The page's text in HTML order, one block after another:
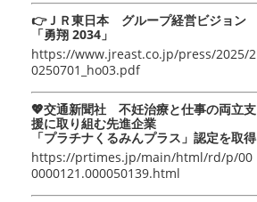
👉ＪＲ東日本 グループ経営ビジョン
「勇翔 2034」
https://www.jreast.co.jp/press/2025/2
0250701_ho03.pdf
💖交通新聞社 不妊治療と仕事の両立支
援に取り組む先進企業
「プラチナくるみんプラス」認定を取得
https://prtimes.jp/main/html/rd/p/00
0000121.000050139.html